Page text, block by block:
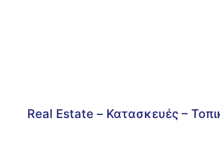
Real Estate – Κατασκευές –